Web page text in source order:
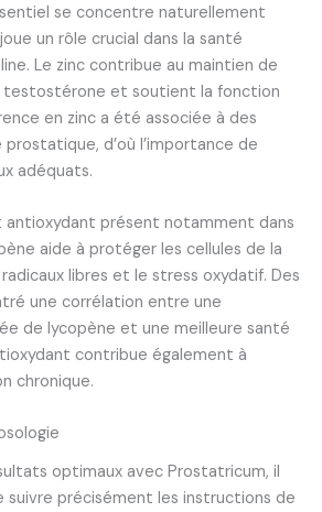
se concentre naturellement
un rôle crucial dans la santé
Le zinc contribue au maintien de
testostérone et soutient la fonction
en zinc a été associée à des
d’où l’importance de
adéquats.
antioxydant présent notamment dans
aide à protéger les cellules de la
libres et le stress oxydatif. Des
une corrélation entre une
de lycopène et une meilleure santé
contribue également à
chronique.
optimaux avec Prostatricum, il
suivre précisément les instructions de